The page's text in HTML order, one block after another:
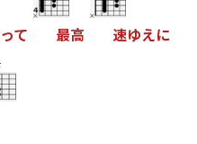
って 最高 速ゆえに